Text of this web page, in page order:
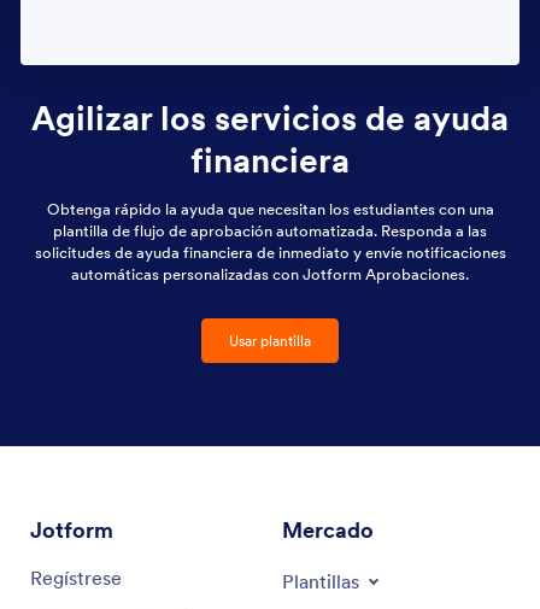
Agilizar los servicios de ayuda
financiera
Obtenga rápido la ayuda que necesitan los estudiantes con una
plantilla de flujo de aprobación automatizada. Responda a las
solicitudes de ayuda financiera de inmediato y envíe notificaciones
automáticas personalizadas con Jotform Aprobaciones.
Usar plantilla
Jotform
Regístrese
Mercado
Plantillas